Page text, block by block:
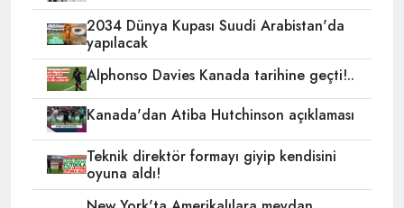
2034 Dünya Kupası Suudi Arabistan'da
yapılacak
Alphonso Davies Kanada tarihine geçti!..
Kanada'dan Atiba Hutchinson açıklaması
Teknik direktör formayı giyip kendisini
oyuna aldı!